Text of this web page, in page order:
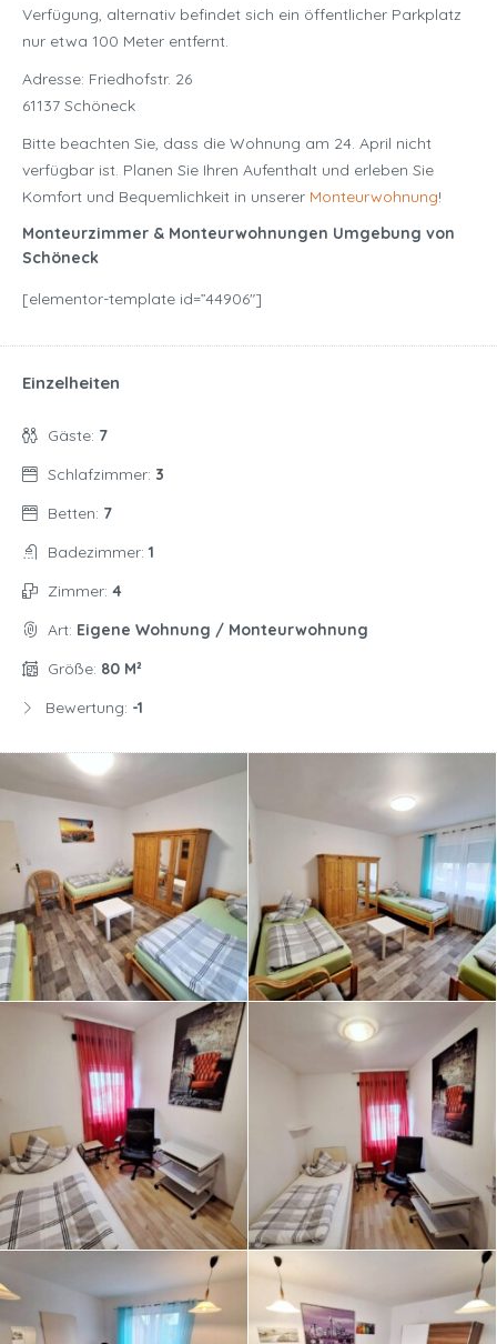
Verfügung, alternativ befindet sich ein öffentlicher Parkplatz
nur etwa 100 Meter entfernt.
Adresse: Friedhofstr. 26
61137 Schöneck
Bitte beachten Sie, dass die Wohnung am 24. April nicht
verfügbar ist. Planen Sie Ihren Aufenthalt und erleben Sie
Komfort und Bequemlichkeit in unserer Monteurwohnung!
Monteurzimmer & Monteurwohnungen Umgebung von
Schöneck
[elementor-template id=”44906″]
Einzelheiten
Gäste: 7
Schlafzimmer: 3
Betten: 7
Badezimmer: 1
Zimmer: 4
Art: Eigene Wohnung / Monteurwohnung
Größe: 80 M²
Bewertung: -1